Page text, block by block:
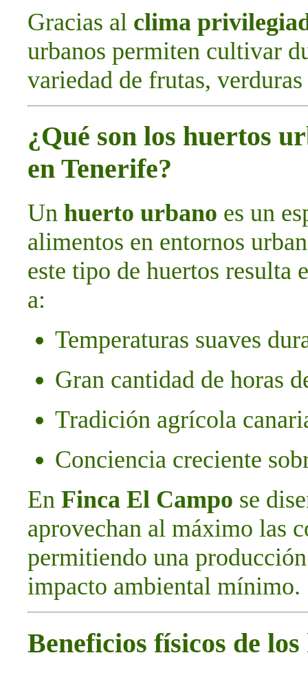
Gracias al clima
urbanos permiten cultivar
variedad de frutas,
¿Qué son los huertos
en Tenerife?
Un huerto urbano es un
alimentos en entornos
este tipo de huertos resulta
a:
Temperaturas suaves
Gran cantidad de horas
Tradición agrícola
Conciencia creciente
En Finca El Campo se
aprovechan al máximo las
permitiendo una
impacto ambiental mínimo.
Beneficios físicos de